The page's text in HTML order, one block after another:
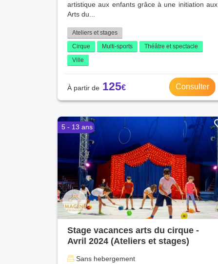
artistique aux enfants grâce à une initiation aux
Arts du...
Ateliers et stages
Cirque
Multi-sports
Théâtre et spectacle
Ville
125 Consulter
5 - 13 ans
Stage vacances arts du cirque -
Avril 2024 (Ateliers et stages)
Sans hebergement